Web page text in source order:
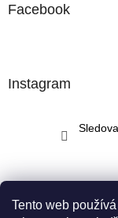
Tento web
Facebook
Instagram